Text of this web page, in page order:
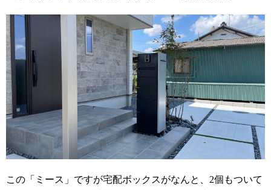
この「ミース」ですが宅配ボックスがなんと、2個もついて